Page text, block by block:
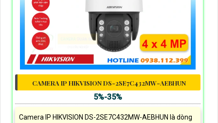
CAMERA IP HIKVISION DS-2SE7C432MW-AEBHUN
5%-35%
Camera IP HIKVISION DS-2SE7C432MW-AEBHUN là dòng